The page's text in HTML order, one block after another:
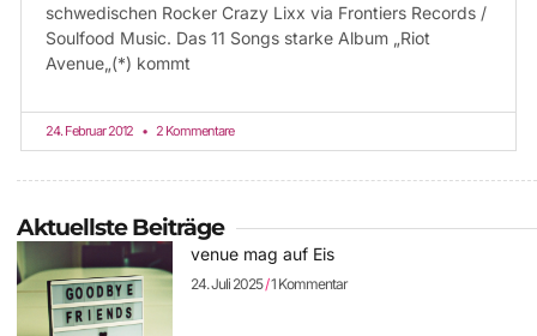
schwedischen Rocker Crazy Lixx via Frontiers Records /
Soulfood Music. Das 11 Songs starke Album „Riot
Avenue„(*) kommt
24. Februar 2012 2 Kommentare
Aktuellste Beiträge
venue mag auf Eis
24. Juli 2025 1 Kommentar